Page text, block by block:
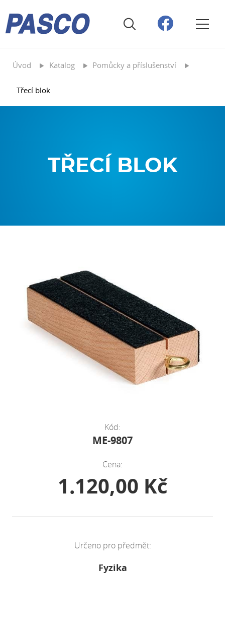
Úvod Katalog Pomůcky a příslušenství
Třecí blok
TŘECÍ BLOK
Kód:
ME-9807
Cena:
1.120,00 Kč
Určeno pro předmět:
Fyzika